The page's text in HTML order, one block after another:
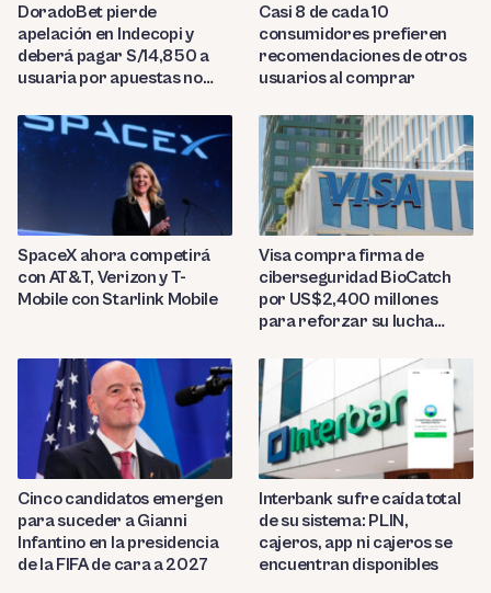
DoradoBet pierde
apelación en Indecopi y
deberá pagar S/14,850 a
usuaria por apuestas no
Casi 8 de cada 10
consumidores prefieren
recomendaciones de otros
usuarios al comprar
SpaceX ahora competirá
con AT&T, Verizon y T-
Mobile con Starlink Mobile
Visa compra firma de
ciberseguridad BioCatch
por US$2,400 millones
para reforzar su lucha
Cinco candidatos emergen
para suceder a Gianni
Infantino en la presidencia
de la FIFA de cara a 2027
Interbank sufre caída total
de su sistema: PLIN,
cajeros, app ni cajeros se
encuentran disponibles